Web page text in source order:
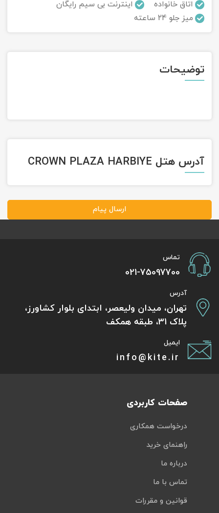
اتاق خانواده
اینترنت بی سیم رایگان
میز جلو 24 ساعته
توضیحات
آدرس هتل CROWN PLAZA HARBIYE
ارسال پیام
تماس
021-75097700
آدرس
تهران، میدان ولیعصر، ابتدای بلوار کشاورز،
پلاک 31، طبقه همکف
ایمیل
info@kite.ir
صفحات کاربردی
درخواست همکاری
راهنمای خرید
درباره ما
تماس با ما
قوانین و مقررات
تور سوباتان
تور مرداب هسل
تور ترکمن صحرا
تور آفرود